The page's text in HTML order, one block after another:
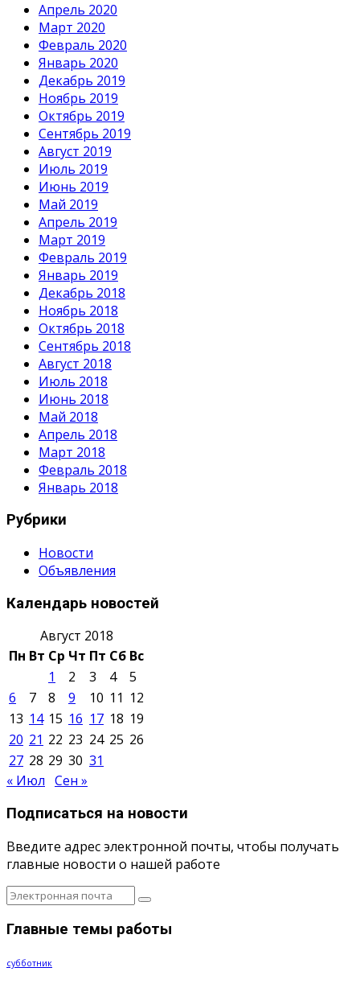
Апрель 2020
Март 2020
Февраль 2020
Январь 2020
Декабрь 2019
Ноябрь 2019
Октябрь 2019
Сентябрь 2019
Август 2019
Июль 2019
Июнь 2019
Май 2019
Апрель 2019
Март 2019
Февраль 2019
Январь 2019
Декабрь 2018
Ноябрь 2018
Октябрь 2018
Сентябрь 2018
Август 2018
Июль 2018
Июнь 2018
Май 2018
Апрель 2018
Март 2018
Февраль 2018
Январь 2018
Рубрики
Новости
Объявления
Календарь новостей
Август 2018
Пн Вт Ср Чт Пт Сб Вс
1
2 3 4
5
6
7 8 9 10 11 12
13 14 15 16 17 18 19
20 21 22 23 24 25 26
27 28 29 30 31
« Июл Сен »
Подписаться на новости
Введите адрес электронной почты, чтобы получать
главные новости о нашей работе
Главные темы работы
субботник